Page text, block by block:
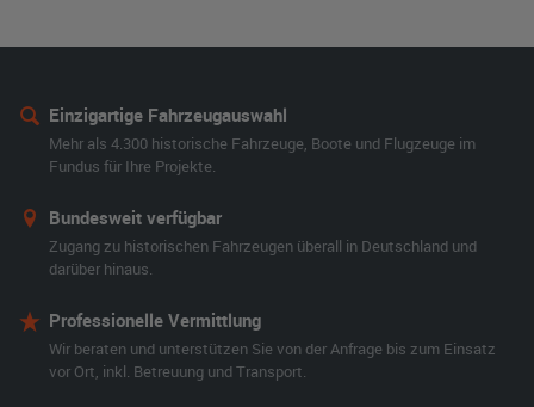
Einzigartige Fahrzeugauswahl
Mehr als 4.300 historische Fahrzeuge, Boote und Flugzeuge im
Fundus für Ihre Projekte.
Bundesweit verfügbar
Zugang zu historischen Fahrzeugen überall in Deutschland und
darüber hinaus.
Professionelle Vermittlung
Wir beraten und unterstützen Sie von der Anfrage bis zum Einsatz
vor Ort, inkl. Betreuung und Transport.